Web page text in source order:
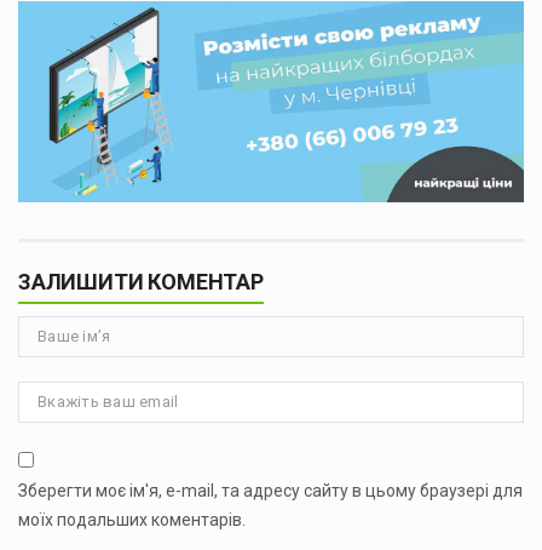
ЗАЛИШИТИ КОМЕНТАР
Зберегти моє ім'я, e-mail, та адресу сайту в цьому браузері для
моїх подальших коментарів.